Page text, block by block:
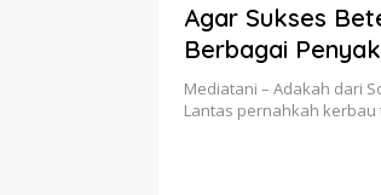
Agar Sukses
Berbagai
Mengatasinya
Mediatani – Adakah dari
Lantas pernahkah